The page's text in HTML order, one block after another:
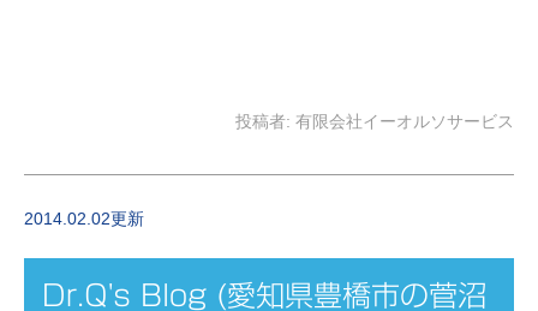
投稿者: 有限会社イーオルソサービス
2014.02.02更新
Dr.Q's Blog (愛知県豊橋市の菅沼